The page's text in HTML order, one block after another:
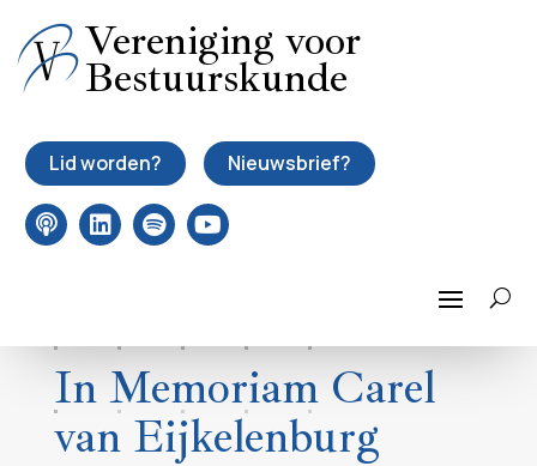
Vereniging voor
Bestuurskunde
Lid worden? Nieuwsbrief?
In Memoriam Carel
van Eijkelenburg